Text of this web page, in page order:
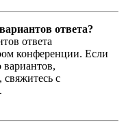
ответа?
ответа
конференции. Если
с